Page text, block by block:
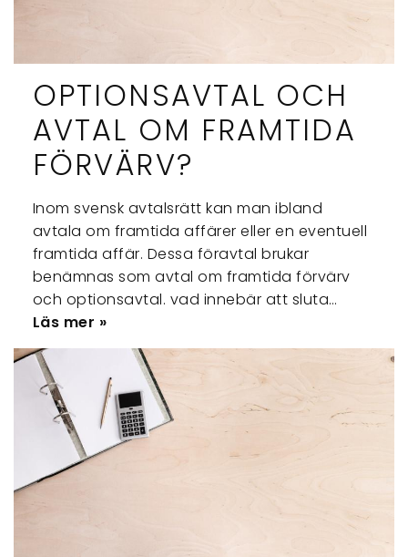
OPTIONSAVTAL OCH
AVTAL OM FRAMTIDA
FÖRVÄRV?
Inom svensk avtalsrätt kan man ibland
avtala om framtida affärer eller en eventuell
framtida affär. Dessa föravtal brukar
benämnas som avtal om framtida förvärv
och optionsavtal. vad innebär att sluta…
Läs mer »